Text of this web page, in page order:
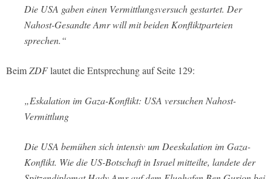
Die USA gaben einen Vermittlungsversuch gestartet. Der
Nahost-Gesandte Amr will mit beiden Konfliktparteien
sprechen.“
BeimZDFlautet die Entsprechung auf Seite 129:
„Eskalation im Gaza-Konflikt: USA versuchen Nahost-
Vermittlung
Die USA bemühen sich intensiv um Deeskalation im Gaza-
Konflikt. Wie die US-Botschaft in Israel mitteilte, landete der